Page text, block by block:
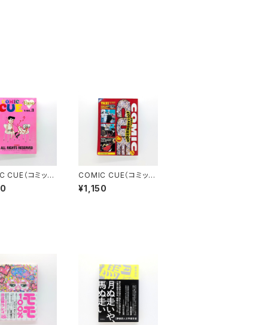
CUE（コミッ
ー）Vol.３ 江
任編集
COMIC CUE（コミッ
ク・キュー）Vol.４ 江
口寿史責任編集
¥1,150